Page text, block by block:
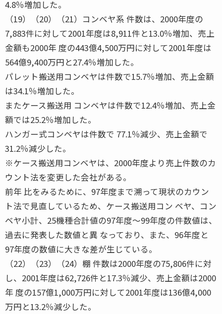
4.8％増加した。
（19）（20）（21）コンベヤ系 件数は、2000年度の
7,883件に対して2001年度は8,911件と13.0％増加、売上
金額も2000年 度の443億4,500万円に対して2001年度は
564億9,400万円と27.4％増加した。
パレット搬送用コンベヤは件数で15.7％増加、売上金額
は34.1％増加した。
またケース搬送用 コンベヤは件数で12.4％増加、売上金
額では25.2％増加した。
ハンガー式コンベヤは件数で 77.1％減少、売上金額で
31.2％減少した。
※ケース搬送用コンベヤは、2000年度より売上件数のカ
ウント法を変更した会社がある。
前年 比をみるために、97年度まで溯って現状のカウン
ト法で見直しているため、ケース搬送用コン ベヤ、コン
ベヤ小計、25機種合計値の97年度〜99年度の件数値は、
過去に発表した数値と異 なっており、また、96年度と
97年度の数値に大きな差が生じている。
（22）（23）（24）棚 件数は2000年度の75,806件に対
し、2001年度は62,726件と17.3％減少、売上金額は2000
年 度の157億1,000万円に対して2001年度は136億4,000
万円と13.2％減少した。